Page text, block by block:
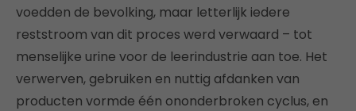
voedden de bevolking, maar letterlijk iedere
reststroom van dit proces werd verwaard – tot
menselijke urine voor de leerindustrie aan toe. Het
verwerven, gebruiken en nuttig afdanken van
producten vormde één ononderbroken cyclus, en